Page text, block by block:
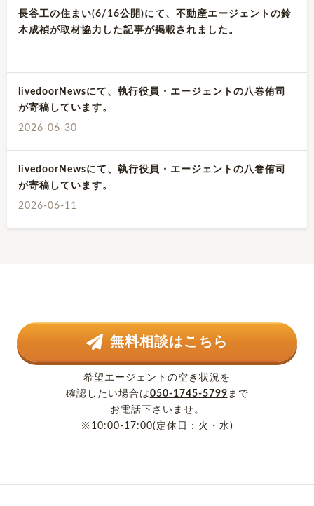
長谷工の住まい(6/16公開)にて、不動産エージェントの鈴
木成禎が取材協力した記事が掲載されました。
livedoorNewsにて、執行役員・エージェントの八巻侑司
が寄稿しています。
2026-06-30
livedoorNewsにて、執行役員・エージェントの八巻侑司
が寄稿しています。
2026-06-11
無料相談はこちら
希望エージェントの空き状況を
確認したい場合は050-1745-5799 まで
お電話下さいませ。
※10:00-17:00(定休日：火・水)